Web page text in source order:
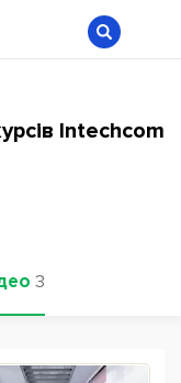
Intechcom
3